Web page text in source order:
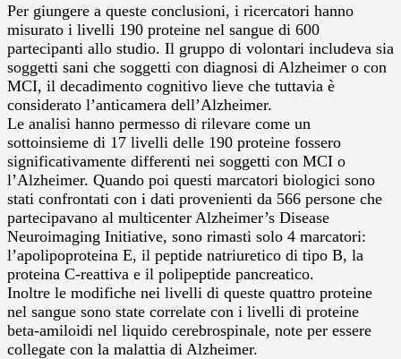
Per giungere a queste conclusioni, i ricercatori hanno
misurato i livelli 190 proteine nel sangue di 600
partecipanti allo studio. Il gruppo di volontari includeva sia
soggetti sani che soggetti con diagnosi di Alzheimer o con
MCI, il decadimento cognitivo lieve che tuttavia è
considerato l’anticamera dell’Alzheimer.
Le analisi hanno permesso di rilevare come un
sottoinsieme di 17 livelli delle 190 proteine fossero
significativamente differenti nei soggetti con MCI o
l’Alzheimer. Quando poi questi marcatori biologici sono
stati confrontati con i dati provenienti da 566 persone che
partecipavano al multicenter Alzheimer’s Disease
Neuroimaging Initiative, sono rimasti solo 4 marcatori:
l’apolipoproteina E, il peptide natriuretico di tipo B, la
proteina C-reattiva e il polipeptide pancreatico.
Inoltre le modifiche nei livelli di queste quattro proteine
nel sangue sono state correlate con i livelli di proteine
beta-amiloidi nel liquido cerebrospinale, note per essere
collegate con la malattia di Alzheimer.